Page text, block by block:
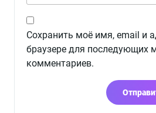
Сохранить моё имя, email и
браузере для последующих
комментариев.